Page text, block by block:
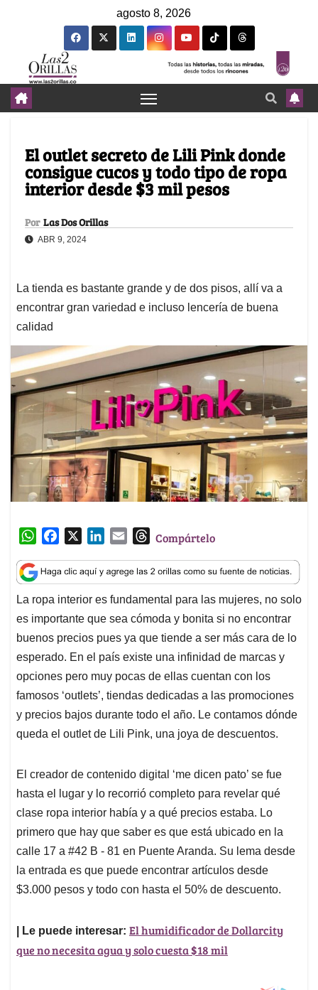
agosto 8, 2026
El outlet secreto de Lili Pink donde
consigue cucos y todo tipo de ropa
interior desde $3 mil pesos
Por Las Dos Orillas
ABR 9, 2024
La tienda es bastante grande y de dos pisos, allí va a
encontrar gran variedad e incluso lencería de buena
calidad
W
a
t
s
A
p
p
c
e
b
o
o
k
n
k
e
d
I
n
a
i
l
T
r
e
a
d
s
Compártelo
La ropa interior es fundamental para las mujeres, no solo
es importante que sea cómoda y bonita si no encontrar
buenos precios pues ya que tiende a ser más cara de lo
esperado. En el país existe una infinidad de marcas y
opciones pero muy pocas de ellas cuentan con los
famosos ‘outlets’, tiendas dedicadas a las promociones
y precios bajos durante todo el año. Le contamos dónde
queda el outlet de Lili Pink, una joya de descuentos.
El creador de contenido digital ‘me dicen pato’ se fue
hasta el lugar y lo recorrió completo para revelar qué
clase ropa interior había y a qué precios estaba. Lo
primero que hay que saber es que está ubicado en la
calle 17 a #42 B - 81 en Puente Aranda. Su lema desde
la entrada es que puede encontrar artículos desde
$3.000 pesos y todo con hasta el 50% de descuento.
| Le puede interesar: El humidificador de Dollarcity
que no necesita agua y solo cuesta $18 mil